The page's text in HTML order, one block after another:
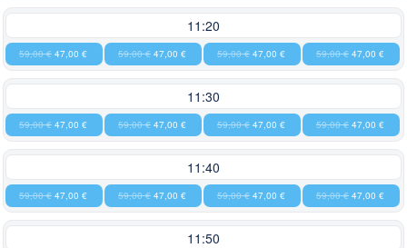
11:20
59,00 € 47,00 € 59,00 € 47,00 € 59,00 € 47,00 € 59,00 € 47,00 €
11:30
59,00 € 47,00 € 59,00 € 47,00 € 59,00 € 47,00 € 59,00 € 47,00 €
11:40
59,00 € 47,00 € 59,00 € 47,00 € 59,00 € 47,00 € 59,00 € 47,00 €
11:50